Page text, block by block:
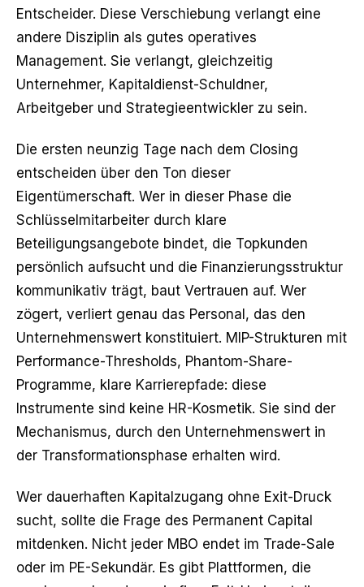
Entscheider. Diese Verschiebung verlangt eine
andere Disziplin als gutes operatives
Management. Sie verlangt, gleichzeitig
Unternehmer, Kapitaldienst-Schuldner,
Arbeitgeber und Strategieentwickler zu sein.
Die ersten neunzig Tage nach dem Closing
entscheiden über den Ton dieser
Eigentümerschaft. Wer in dieser Phase die
Schlüsselmitarbeiter durch klare
Beteiligungsangebote bindet, die Topkunden
persönlich aufsucht und die Finanzierungsstruktur
kommunikativ trägt, baut Vertrauen auf. Wer
zögert, verliert genau das Personal, das den
Unternehmenswert konstituiert. MIP-Strukturen mit
Performance-Thresholds, Phantom-Share-
Programme, klare Karrierepfade: diese
Instrumente sind keine HR-Kosmetik. Sie sind der
Mechanismus, durch den Unternehmenswert in
der Transformationsphase erhalten wird.
Wer dauerhaften Kapitalzugang ohne Exit-Druck
sucht, sollte die Frage des Permanent Capital
mitdenken. Nicht jeder MBO endet im Trade-Sale
oder im PE-Sekundär. Es gibt Plattformen, die